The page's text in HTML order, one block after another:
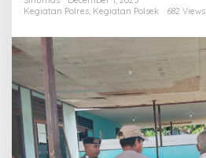
m
m
s
T
a
t
a
Kegiatan Polres Kegiatan Polsek 682 Views